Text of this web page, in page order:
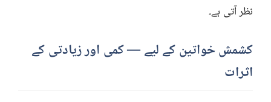
نظر آتی ہے۔
کشمش خواتین کے لیے — کمی اور زیادتی کے
اثرات